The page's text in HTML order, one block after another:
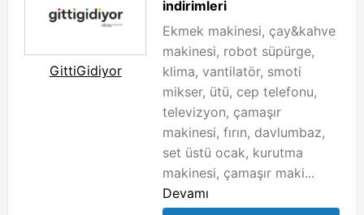
GittiGidiyor
indirimleri
Ekmek makinesi, çay&kahve
makinesi, robot süpürge,
klima, vantilatör, smoti
mikser, ütü, cep telefonu,
televizyon, çamaşır
makinesi, fırın, davlumbaz,
set üstü ocak, kurutma
makinesi, çamaşır maki...
Devamı